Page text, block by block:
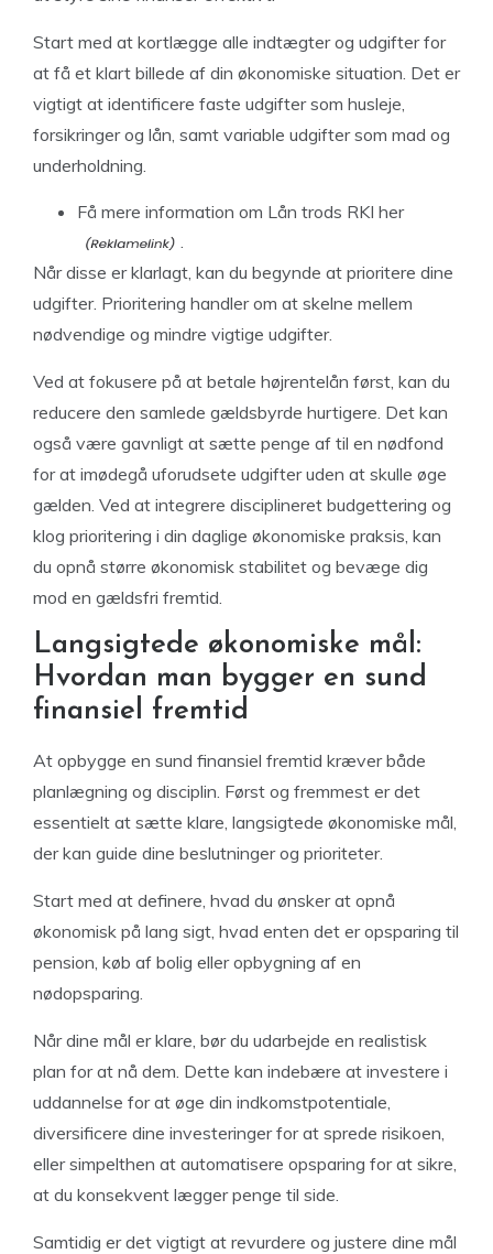
Start med at kortlægge alle indtægter og udgifter for
at få et klart billede af din økonomiske situation. Det er
vigtigt at identificere faste udgifter som husleje,
forsikringer og lån, samt variable udgifter som mad og
underholdning.
Få mere information om Lån trods RKI her
Når disse er klarlagt, kan du begynde at prioritere dine
udgifter. Prioritering handler om at skelne mellem
nødvendige og mindre vigtige udgifter.
Ved at fokusere på at betale højrentelån først, kan du
reducere den samlede gældsbyrde hurtigere. Det kan
også være gavnligt at sætte penge af til en nødfond
for at imødegå uforudsete udgifter uden at skulle øge
gælden. Ved at integrere disciplineret budgettering og
klog prioritering i din daglige økonomiske praksis, kan
du opnå større økonomisk stabilitet og bevæge dig
mod en gældsfri fremtid.
Langsigtede økonomiske mål:
Hvordan man bygger en sund
finansiel fremtid
At opbygge en sund finansiel fremtid kræver både
planlægning og disciplin. Først og fremmest er det
essentielt at sætte klare, langsigtede økonomiske mål,
der kan guide dine beslutninger og prioriteter.
Start med at definere, hvad du ønsker at opnå
økonomisk på lang sigt, hvad enten det er opsparing til
pension, køb af bolig eller opbygning af en
nødopsparing.
Når dine mål er klare, bør du udarbejde en realistisk
plan for at nå dem. Dette kan indebære at investere i
uddannelse for at øge din indkomstpotentiale,
diversificere dine investeringer for at sprede risikoen,
eller simpelthen at automatisere opsparing for at sikre,
at du konsekvent lægger penge til side.
Samtidig er det vigtigt at revurdere og justere dine mål